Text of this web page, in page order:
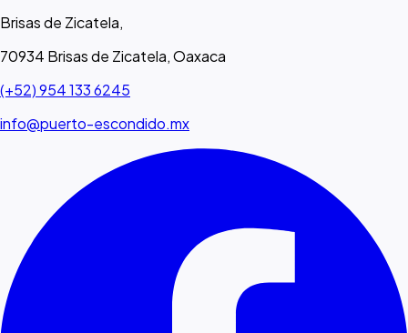
Brisas de Zicatela,
70934 Brisas de Zicatela, Oaxaca
(+52) 954 133 6245
info@puerto-escondido.mx